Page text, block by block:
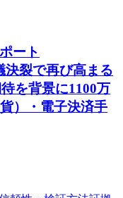
ート
決裂で再び高まる
を背景に1100万
）・電子決済手